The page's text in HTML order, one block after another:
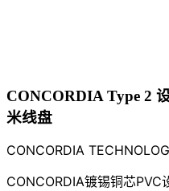
CONCORDIA Type 2
米线盘
CONCORDIA
CONCORDIA镀锡铜芯PVC